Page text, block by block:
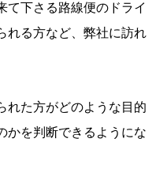
て下さる路線便のドライ
れる方など、弊社に訪れ
れた方がどのような目的
かを判断できるようにな